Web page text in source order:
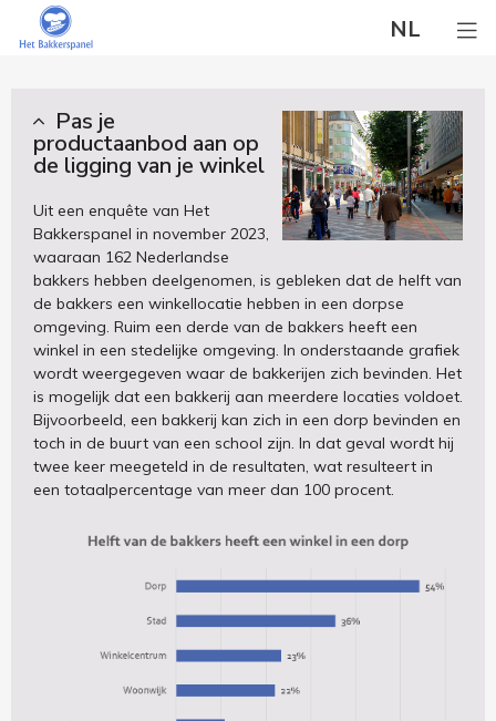
NL
Pas je
productaanbod aan op
de ligging van je winkel
Uit een enquête van Het
Bakkerspanel in november 2023,
waaraan 162 Nederlandse
bakkers hebben deelgenomen, is gebleken dat de helft van
de bakkers een winkellocatie hebben in een dorpse
omgeving. Ruim een derde van de bakkers heeft een
winkel in een stedelijke omgeving. In onderstaande grafiek
wordt weergegeven waar de bakkerijen zich bevinden. Het
is mogelijk dat een bakkerij aan meerdere locaties voldoet.
Bijvoorbeeld, een bakkerij kan zich in een dorp bevinden en
toch in de buurt van een school zijn. In dat geval wordt hij
twee keer meegeteld in de resultaten, wat resulteert in
een totaalpercentage van meer dan 100 procent.